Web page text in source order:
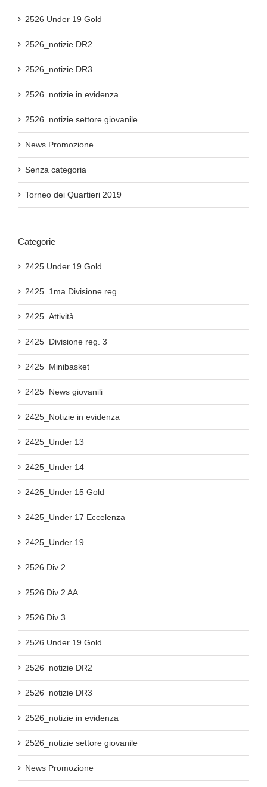
2526 Under 19 Gold
2526_notizie DR2
2526_notizie DR3
2526_notizie in evidenza
2526_notizie settore giovanile
News Promozione
Senza categoria
Torneo dei Quartieri 2019
Categorie
2425 Under 19 Gold
2425_1ma Divisione reg.
2425_Attività
2425_Divisione reg. 3
2425_Minibasket
2425_News giovanili
2425_Notizie in evidenza
2425_Under 13
2425_Under 14
2425_Under 15 Gold
2425_Under 17 Eccelenza
2425_Under 19
2526 Div 2
2526 Div 2 AA
2526 Div 3
2526 Under 19 Gold
2526_notizie DR2
2526_notizie DR3
2526_notizie in evidenza
2526_notizie settore giovanile
News Promozione